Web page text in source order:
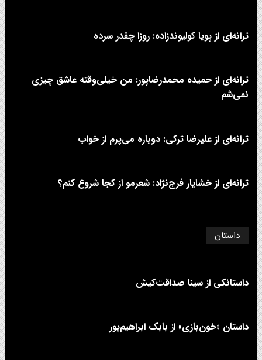
ترانه‌ای از پویا کولیوندزاده: روزا چقدر سرده
ترانه‌ای از حمیده محمدرضاپور: من خیلی‌وقته عاشق چیزی
نمی‌شم
ترانه‌ای از علیرضا ترکی: دوباره می‌پرم از خواب
ترانه‌ای از خشایار فرج‌نژاد: شعرمو از کجا شروع کنم؟
داستان
داستانکی از سینا صداقت‌کیش
داستان «خون‌بازی» از بابک ابراهیم‌پور